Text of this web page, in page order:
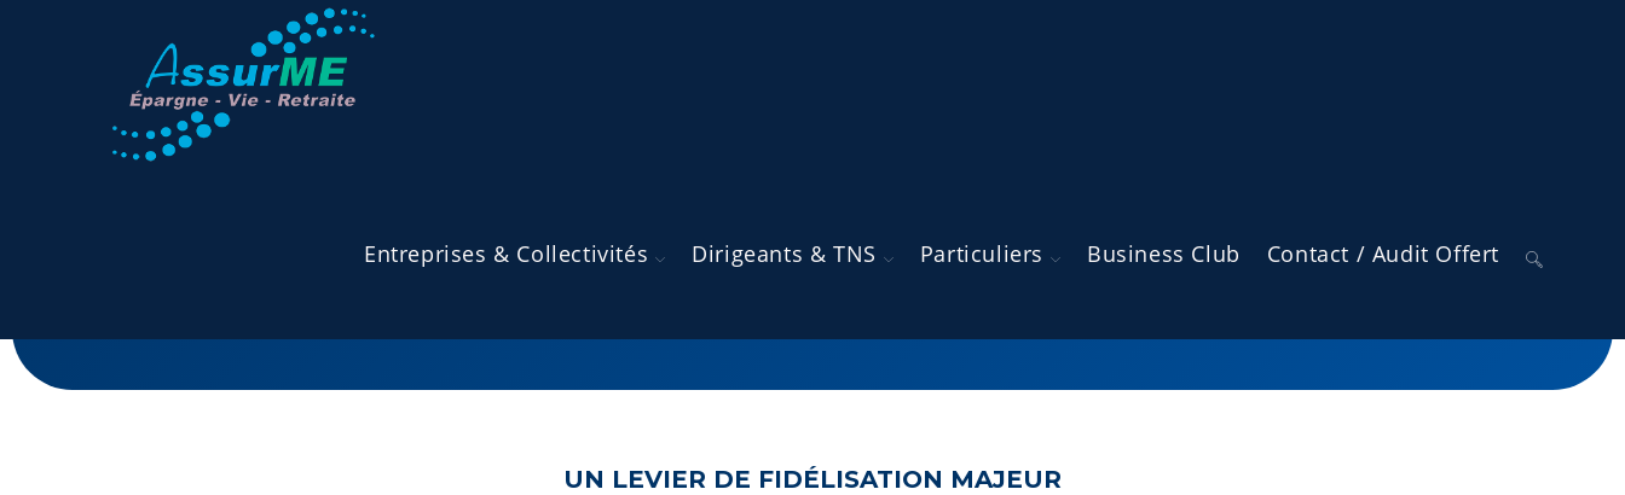
Entreprises & Collectivités Dirigeants & TNS Particuliers Business Club Contact / Audit Offert
Valorisez vos salariés et optimisez vos charges sociales grâce à un dispositif d'épargne retraite collectif puissant et flexible.
UN LEVIER DE FIDÉLISATION MAJEUR